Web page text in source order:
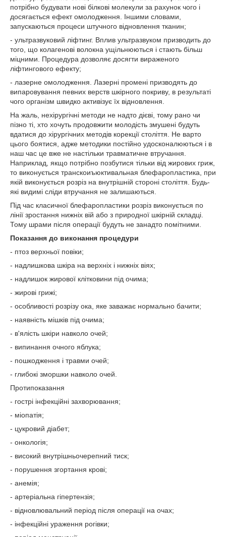
потрібно будувати нові білкові молекули за рахунок чого і
досягається ефект омолодження. Іншими словами,
запускаються процеси штучного відновлення тканин;
- ультразвуковий ліфтинг. Вплив ультразвуком призводить до
того, що колагенові волокна ущільнюються і стають більш
міцними. Процедура дозволяє досягти вираженого
ліфтингового ефекту;
- лазерне омолодження. Лазерні промені призводять до
випаровування певних верств шкірного покриву, в результаті
чого організм швидко активізує їх відновлення.
На жаль, нехірургічні методи не надто дієві, тому рано чи
пізно ті, хто хочуть продовжити молодість змушені будуть
вдатися до хірургічних методів корекції століття. Не варто
цього боятися, адже методики постійно удосконалюються і в
наш час це вже не настільки травматичне втручання.
Наприклад, якщо потрібно позбутися тільки від жирових гриж,
то виконується транскоиъюктивальная блефаропластика, при
якій виконується розріз на внутрішній стороні століття. Будь-
які видимі сліди втручання не залишаються.
Під час класичної блефаропластики розріз виконується по
лінії зростання нижніх вій або з природної шкірній складці.
Тому шрами після операції будуть не занадто помітними.
Показання до виконання процедури
- птоз верхньої повіки;
- надлишкова шкіра на верхніх і нижніх віях;
- надлишок жирової клітковини під очима;
- жирові грижі;
- особливості розрізу ока, яке заважає нормально бачити;
- наявність мішків під очима;
- в'ялість шкіри навколо очей;
- випинання очного яблука;
- пошкодження і травми очей;
- глибокі зморшки навколо очей.
Протипоказання
- гострі інфекційні захворювання;
- міопатія;
- цукровий діабет;
- онкологія;
- високий внутрішньочерепний тиск;
- порушення згортання крові;
- анемія;
- артеріальна гіпертензія;
- відновлювальний період після операції на очах;
- інфекційні ураження рогівки;